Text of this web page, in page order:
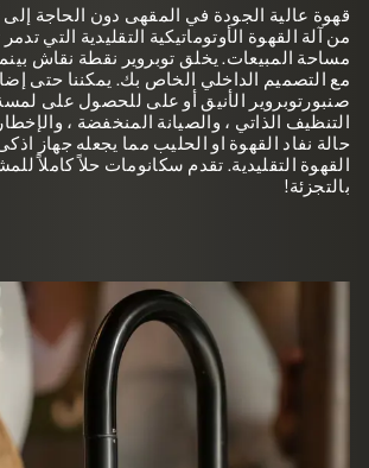
قهوة عالية الجودة في المقهى دون الحاجة
من آلة القهوة الأوتوماتيكية التقليدية التي
مساحة المبيعات. يخلق توبروير نقطة نقاش
مع التصميم الداخلي الخاص بك. يمكننا حتى
صنبورتوبروير الأنيق أو على للحصول على
التنظيف الذاتي ، والصيانة المنخفضة ،
حالة نفاد القهوة او الحليب مما يجعله جهاز
القهوة التقليدية. تقدم سكانومات حلاً كاملاً
بالتجزئة!